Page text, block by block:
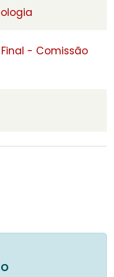
- Comissão